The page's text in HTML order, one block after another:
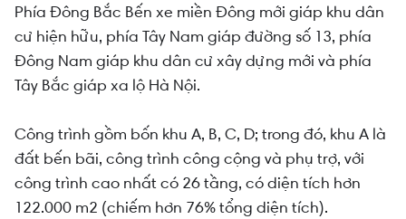
Phía Đông Bắc Bến xe miền Đông mới giáp khu dân
cư hiện hữu, phía Tây Nam giáp đường số 13, phía
Đông Nam giáp khu dân cư xây dựng mới và phía
Tây Bắc giáp xa lộ Hà Nội.
Công trình gồm bốn khu A, B, C, D; trong đó, khu A là
đất bến bãi, công trình công cộng và phụ trợ, với
công trình cao nhất có 26 tầng, có diện tích hơn
122.000 m2 (chiếm hơn 76% tổng diện tích).